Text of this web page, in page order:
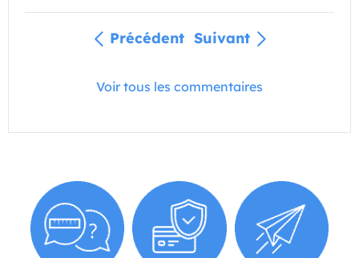
Précédent Suivant
Voir tous les commentaires